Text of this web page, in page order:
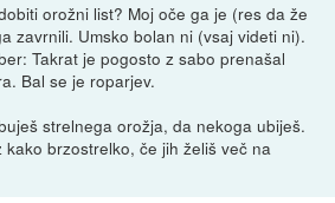
orožni list? Moj oče ga je (res da že
zavrnili. Umsko bolan ni (vsaj videti ni).
Takrat je pogosto z sabo prenašal
Bal se je roparjev.
strelnega orožja, da nekoga ubiješ.
brzostrelko, če jih želiš več na